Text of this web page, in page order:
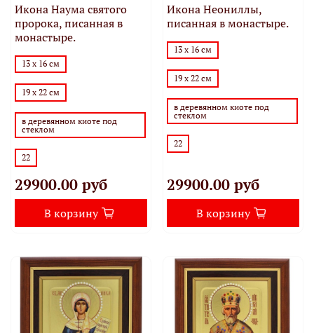
Икона Наума святого
пророка, писанная в
монастыре.
13 х 16 см
19 х 22 см
в деревянном киоте под
стеклом
22
29900.00 руб
В корзину
Икона Неониллы,
писанная в монастыре.
13 х 16 см
19 х 22 см
в деревянном киоте под
стеклом
22
29900.00 руб
В корзину